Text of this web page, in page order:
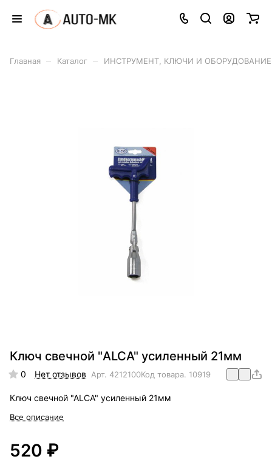
Главная Каталог ИНСТРУМЕНТ, КЛЮЧИ И ОБОРУДОВАНИЕ
Ключ свечной "ALCA" усиленный 21мм
0 Нет отзывов Арт. 4212100Код товара. 10919
Ключ свечной "ALCA" усиленный 21мм
Все описание
520 ₽